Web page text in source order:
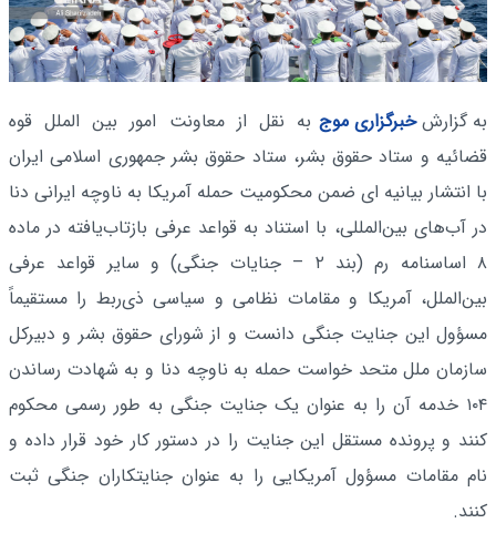
به گزارشخبرگزاری موج به نقل از معاونت امور بین الملل قوه
قضائیه و ستاد حقوق بشر، ستاد حقوق بشر جمهوری اسلامی ایران
با انتشار بیانیه ای ضمن محکومیت حمله آمریکا به ناوچه ایرانی دنا
در آب‌های بین‌المللی، با استناد به قواعد عرفی بازتاب­‌یافته در ماده
۸ اساسنامه رم (بند ۲ – جنایات جنگی) و سایر قواعد عرفی
بین‌الملل، آمریکا و مقامات نظامی و سیاسی ذی‌ربط را مستقیماً
مسؤول این جنایت جنگی دانست و از شورای حقوق بشر و دبیرکل
سازمان ملل متحد خواست حمله به ناوچه دنا و به شهادت رساندن
۱۰۴ خدمه آن را به عنوان یک جنایت جنگی به طور رسمی محکوم
کنند و پرونده مستقل این جنایت را در دستور کار خود قرار داده و
نام مقامات مسؤول آمریکایی را به عنوان جنایتکاران جنگی ثبت
کنند.